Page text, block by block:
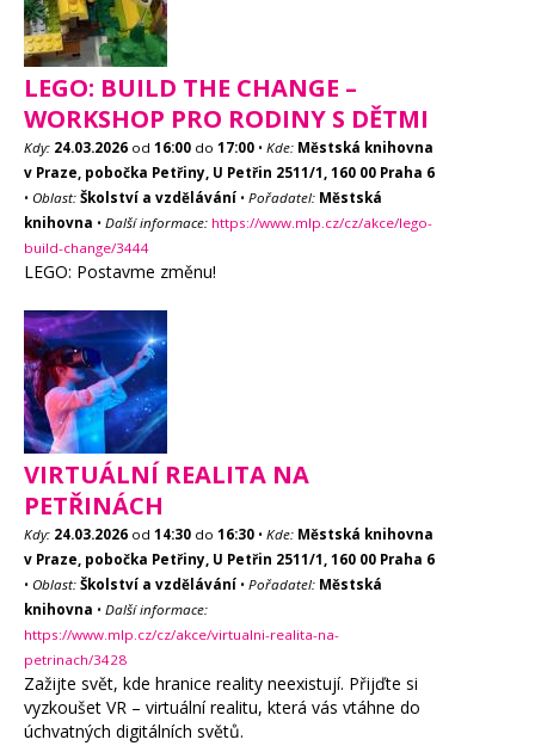
LEGO: BUILD THE CHANGE –
WORKSHOP PRO RODINY S DĚTMI
Kdy: 24.03.2026 od 16:00 do 17:00 • Kde: Městská knihovna
v Praze, pobočka Petřiny, U Petřin 2511/1, 160 00 Praha 6
• Oblast: Školství a vzdělávání • Pořadatel: Městská
knihovna • Další informace: https://www.mlp.cz/cz/akce/lego-
build-change/3444
LEGO: Postavme změnu!
VIRTUÁLNÍ REALITA NA
PETŘINÁCH
Kdy: 24.03.2026 od 14:30 do 16:30 • Kde: Městská knihovna
v Praze, pobočka Petřiny, U Petřin 2511/1, 160 00 Praha 6
• Oblast: Školství a vzdělávání • Pořadatel: Městská
knihovna • Další informace:
https://www.mlp.cz/cz/akce/virtualni-realita-na-
petrinach/3428
Zažijte svět, kde hranice reality neexistují. Přijďte si
vyzkoušet VR – virtuální realitu, která vás vtáhne do
úchvatných digitálních světů.